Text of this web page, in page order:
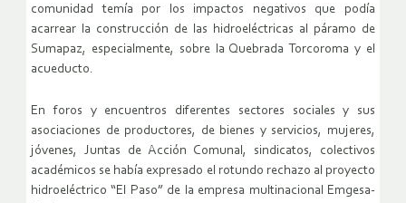
comunidad temía por los impactos negativos que podía
acarrear la construcción de las hidroeléctricas al páramo de
Sumapaz, especialmente, sobre la Quebrada Torcoroma y el
acueducto.
En foros y encuentros diferentes sectores sociales y sus
asociaciones de productores, de bienes y servicios, mujeres,
jóvenes, Juntas de Acción Comunal, sindicatos, colectivos
académicos se había expresado el rotundo rechazo al proyecto
hidroeléctrico “El Paso” de la empresa multinacional Emgesa-